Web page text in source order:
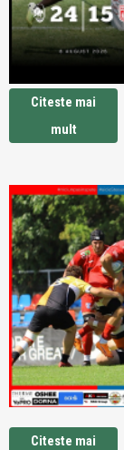
Citeste mai
mult
Citeste mai